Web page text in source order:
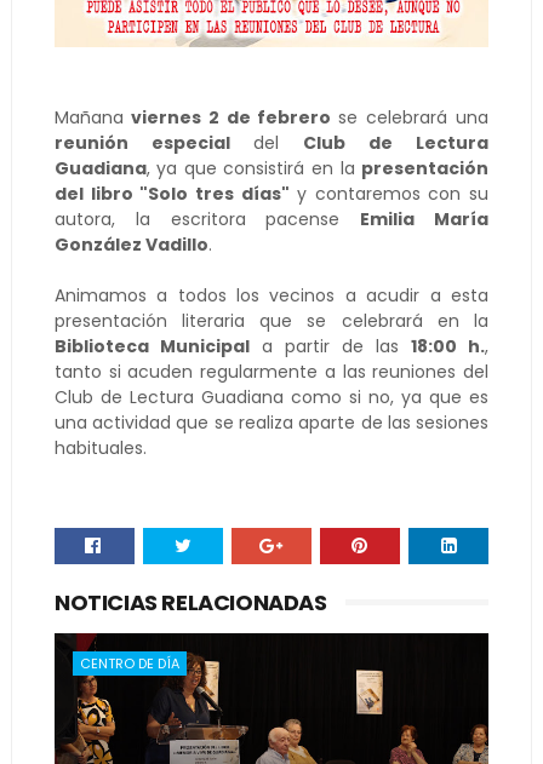
Mañana viernes 2 de febrerose celebrará una
reunión especial del Club de Lectura
Guadiana, ya que consistirá en la presentación
del libro "Solo tres días" y contaremos con su
autora, la escritora pacense Emilia María
González Vadillo.
Animamos a todos los vecinos a acudir a esta
presentación literaria que se celebrará en la
Biblioteca Municipala partir de las18:00 h.,
tanto si acuden regularmente a las reuniones del
Club de Lectura Guadiana como si no, ya que es
una actividad que se realiza aparte de las sesiones
habituales.
NOTICIAS RELACIONADAS
CENTRO DE DÍA